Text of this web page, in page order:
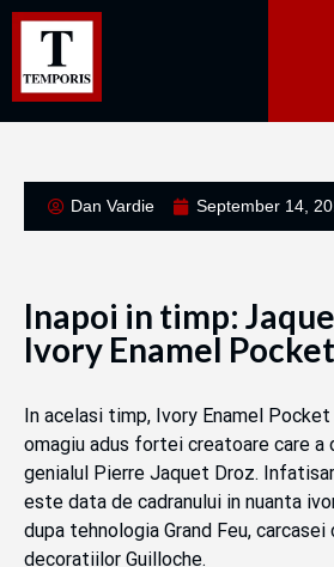
Dan Vardie September 14,
Inapoi in timp:
Ivory Enamel
In acelasi timp, Ivory Enamel
omagiu adus fortei creatoare care a
genialul Pierre Jaquet Droz.
este data de cadranului in nuanta
dupa tehnologia Grand Feu, carcasei
decoratiilor Guilloche.